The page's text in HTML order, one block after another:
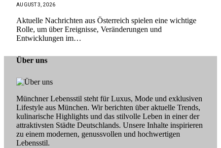
AUGUST 3, 2026
Aktuelle Nachrichten aus Österreich spielen eine wichtige
Rolle, um über Ereignisse, Veränderungen und
Entwicklungen im…
Über uns
Münchner Lebensstil steht für Luxus, Mode und exklusiven
Lifestyle aus München. Wir berichten über aktuelle Trends,
kulinarische Highlights und das stilvolle Leben in einer der
attraktivsten Städte Deutschlands. Unsere Inhalte inspirieren
zu einem modernen, genussvollen und hochwertigen
Lebensstil.